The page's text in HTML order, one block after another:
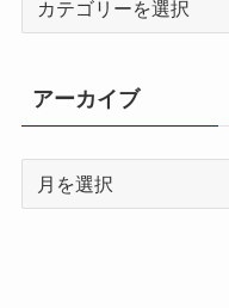
リ
ー
アーカイブ